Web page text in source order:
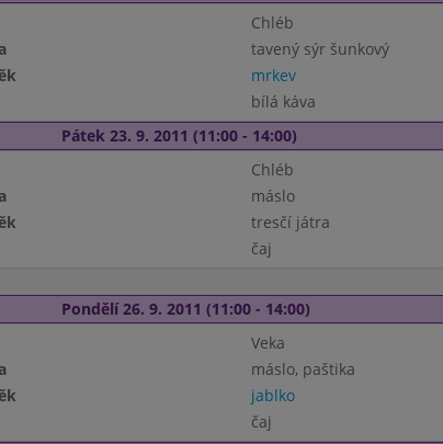
Chléb
tavený sýr šunkový
mrkev
bílá káva
Pátek 23. 9. 2011 (11:00 - 14:00)
Chléb
máslo
tresčí játra
čaj
Pondělí 26. 9. 2011 (11:00 - 14:00)
Veka
máslo, paštika
jablko
čaj